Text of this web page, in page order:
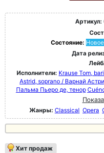
Артикул:
Состояние:
Дата
Исполнители: Krause Tom,
Astrid, soprano / Варнай
Пальма Пьеро де, тенор
Жанры: Classical Opera
Хит продаж